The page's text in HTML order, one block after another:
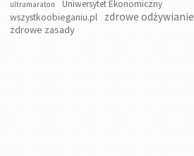
ultramaraton Uniwersytet Ekonomiczny
wszystkoobieganiu.pl zdrowe odżywianie
zdrowe zasady